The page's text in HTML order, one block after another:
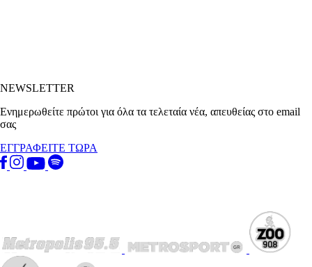
NEWSLETTER
Ενημερωθείτε πρώτοι για όλα τα τελεταία νέα, απευθείας στο email
σας
ΕΓΓΡΑΦΕΙΤΕ ΤΩΡΑ